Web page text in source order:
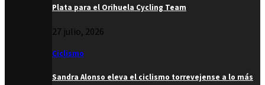
Plata para el Orihuela Cycling Team
27 julio, 2026
Ciclismo
Sandra Alonso eleva el ciclismo torrevejense a lo más